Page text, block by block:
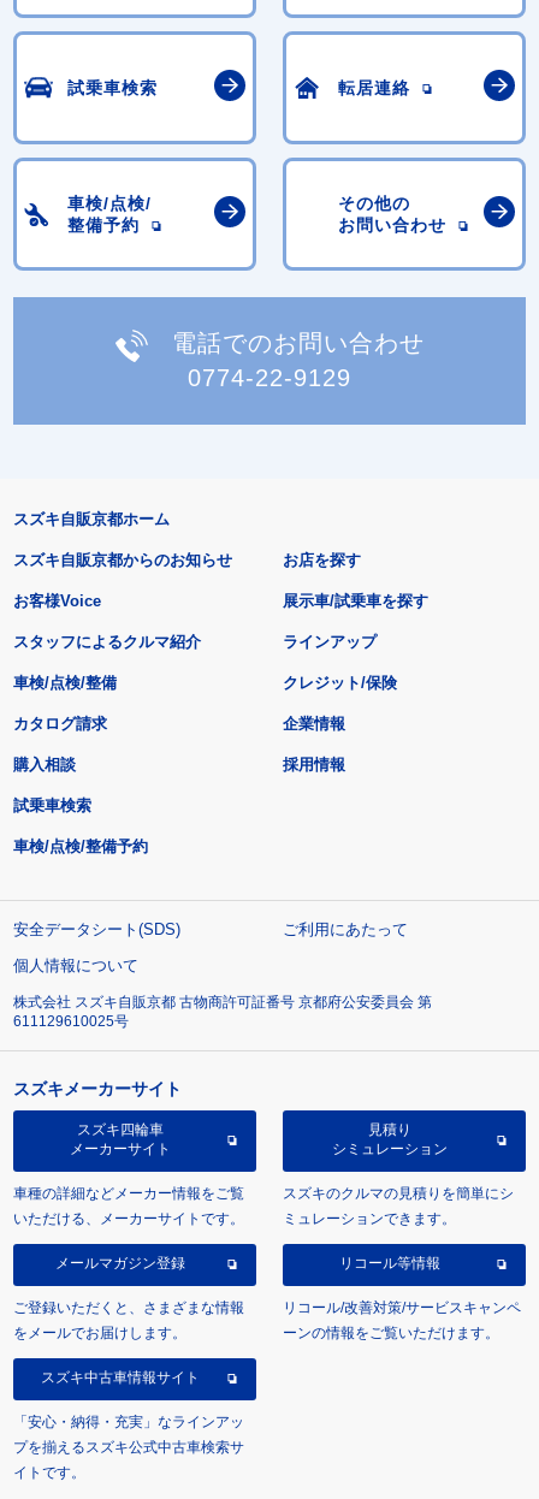
試乗車検索 転居連絡
車検/点検/
整備予約
その他の
お問い合わせ
電話でのお問い合わせ
0774-22-9129
スズキ自販京都ホーム
スズキ自販京都からのお知らせ
お客様Voice
スタッフによるクルマ紹介
お店を探す
展示車/試乗車を探す
ラインアップ
車検/点検/整備 クレジット/保険
カタログ請求
購入相談
試乗車検索
車検/点検/整備予約
企業情報
採用情報
安全データシート(SDS)
ご利用にあたって
個人情報について
株式会社 スズキ自販京都 古物商許可証番号 京都府公安委員会 第
611129610025号
スズキメーカーサイト
スズキ四輪車
メーカーサイト
車種の詳細などメーカー情報をご覧
いただける、メーカーサイトです。
見積り
シミュレーション
スズキのクルマの見積りを簡単にシ
ミュレーションできます。
メールマガジン登録
ご登録いただくと、さまざまな情報
をメールでお届けします。
リコール等情報
リコール/改善対策/サービスキャンペ
ーンの情報をご覧いただけます。
スズキ中古車情報サイト
「安心・納得・充実」なラインアッ
プを揃えるスズキ公式中古車検索サ
イトです。